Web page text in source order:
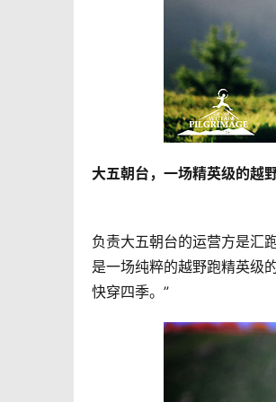
大五朝台，一场精英级的越
负责大五朝台的运营方是汇
是一场纯粹的越野跑精英级
快穿四季。”